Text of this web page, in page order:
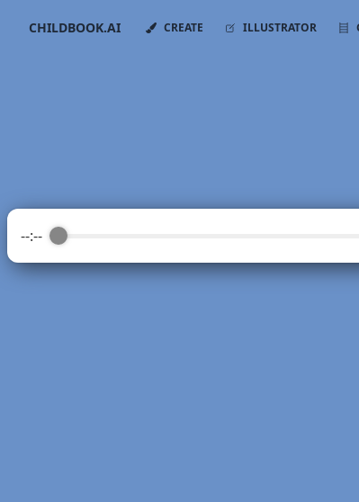
CHILDBOOK.AI CREATE ILLUSTRATOR
--:--